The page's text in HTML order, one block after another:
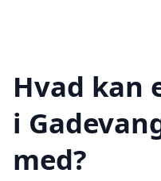
Hvad kan
i
med?